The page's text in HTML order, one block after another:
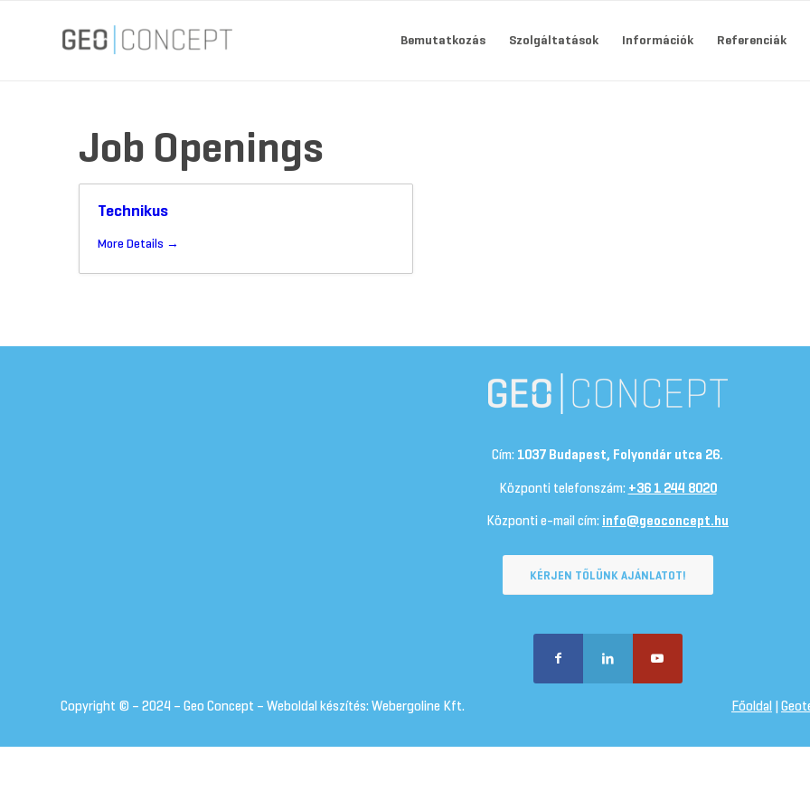
Bemutatkozás Szolgáltatások Információk Referenciák
Job Openings
Technikus
More Details
Cím: 1037 Budapest, Folyondár utca 26.
Központi telefonszám: +36 1 244 8020
Központi e-mail cím: info@geoconcept.hu
KÉRJEN TŐLÜNK AJÁNLATOT!
Copyright © – 2024 – Geo Concept – Weboldal készítés: Webergoline Kft. Főoldal |